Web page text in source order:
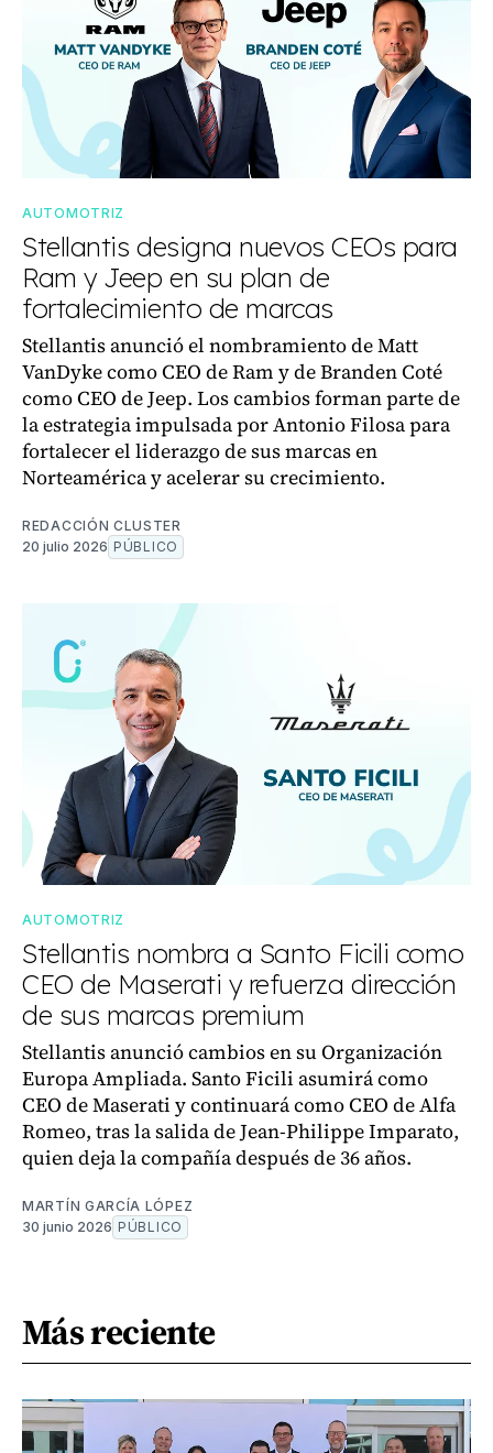
AUTOMOTRIZ
Stellantis designa nuevos CEOs para
Ram y Jeep en su plan de
fortalecimiento de marcas
Stellantis anunció el nombramiento de Matt
VanDyke como CEO de Ram y de Branden Coté
como CEO de Jeep. Los cambios forman parte de
la estrategia impulsada por Antonio Filosa para
fortalecer el liderazgo de sus marcas en
Norteamérica y acelerar su crecimiento.
REDACCIÓN CLUSTER
20 julio 2026 PÚBLICO
AUTOMOTRIZ
Stellantis nombra a Santo Ficili como
CEO de Maserati y refuerza dirección
de sus marcas premium
Stellantis anunció cambios en su Organización
Europa Ampliada. Santo Ficili asumirá como
CEO de Maserati y continuará como CEO de Alfa
Romeo, tras la salida de Jean-Philippe Imparato,
quien deja la compañía después de 36 años.
MARTÍN GARCÍA LÓPEZ
30 junio 2026 PÚBLICO
Más reciente